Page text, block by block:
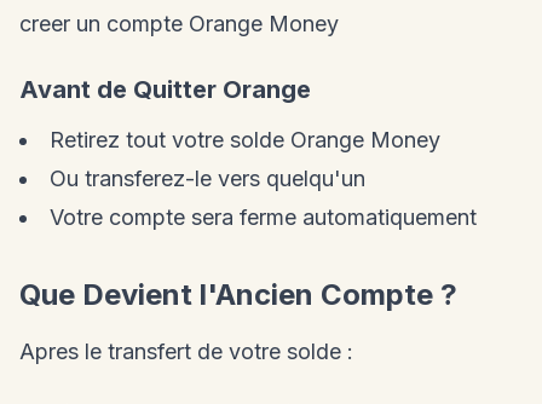
creer un compte Orange Money
Avant de Quitter Orange
Retirez tout votre solde Orange Money
Ou transferez-le vers quelqu'un
Votre compte sera ferme automatiquement
Que Devient l'Ancien Compte ?
Apres le transfert de votre solde :